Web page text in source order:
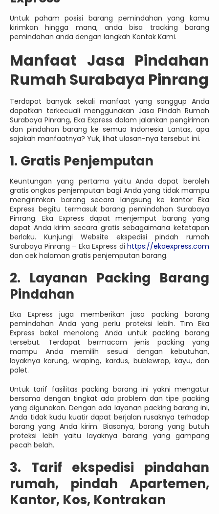
Untuk paham posisi barang pemindahan yang kamu
kirimkan hingga mana, anda bisa tracking barang
pemindahan anda dengan langkah Kontak Kami.
Manfaat Jasa Pindahan
Rumah Surabaya Pinrang
Terdapat banyak sekali manfaat yang sanggup Anda
dapatkan terkecuali menggunakan Jasa Pindah Rumah
Surabaya Pinrang, Eka Express dalam jalankan pengiriman
dan pindahan barang ke semua Indonesia. Lantas, apa
sajakah manfaatnya? Yuk, lihat ulasan-nya tersebut ini.
1. Gratis Penjemputan
Keuntungan yang pertama yaitu Anda dapat beroleh
gratis ongkos penjemputan bagi Anda yang tidak mampu
mengirimkan barang secara langsung ke kantor Eka
Express begitu termasuk barang pemindahan Surabaya
Pinrang. Eka Express dapat menjemput barang yang
dapat Anda kirim secara gratis sebagaimana ketetapan
berlaku. Kunjungi Website ekspedisi pindah rumah
Surabaya Pinrang – Eka Express di https://ekaexpress.com
dan cek halaman gratis penjemputan barang.
2. Layanan Packing Barang
Pindahan
Eka Express juga memberikan jasa packing barang
pemindahan Anda yang perlu proteksi lebih. Tim Eka
Express bakal menolong Anda untuk packing barang
tersebut. Terdapat bermacam jenis packing yang
mampu Anda memilih sesuai dengan kebutuhan,
layaknya karung, wraping, kardus, bublewrap, kayu, dan
palet.
Untuk tarif fasilitas packing barang ini yakni mengatur
bersama dengan tingkat ada problem dan tipe packing
yang digunakan. Dengan ada layanan packing barang ini,
Anda tidak kudu kuatir dapat berjalan rusaknya terhadap
barang yang Anda kirim. Biasanya, barang yang butuh
proteksi lebih yaitu layaknya barang yang gampang
pecah belah.
3. Tarif ekspedisi pindahan
rumah, pindah Apartemen,
Kantor, Kos, Kontrakan